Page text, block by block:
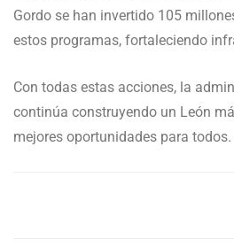
Gordo se han invertido 105
estos programas, fortaleciendo
Con todas estas acciones, la
continúa construyendo un León
mejores oportunidades para todos.